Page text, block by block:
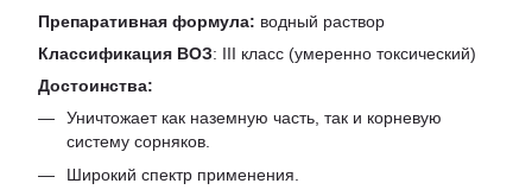
Препаративная формула: водный раствор
Классификация ВОЗ: III класс (умеренно токсический)
Достоинства:
Уничтожает как наземную часть, так и корневую
систему сорняков.
Широкий спектр применения.